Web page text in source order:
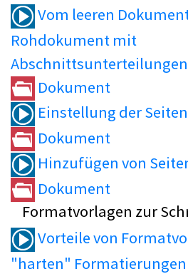
Vom leeren
Rohdokument mit
Abschnittsunterteilungen
Dokument
Einstellung der
Dokument
Hinzufügen von
Dokument
Formatvorlagen zur
Vorteile von
"harten" Formatierungen